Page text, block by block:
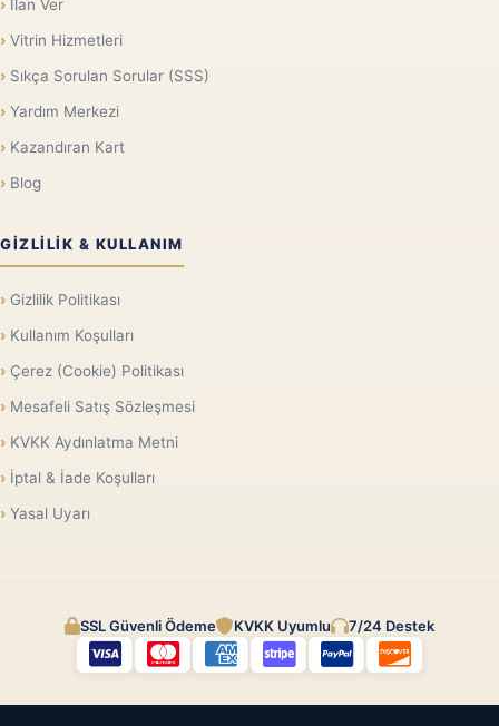
İlan Ver
Vitrin Hizmetleri
Sıkça Sorulan Sorular (SSS)
Yardım Merkezi
Kazandıran Kart
Blog
GIZLILIK & KULLANIM
Gizlilik Politikası
Kullanım Koşulları
Çerez (Cookie) Politikası
Mesafeli Satış Sözleşmesi
KVKK Aydınlatma Metni
İptal & İade Koşulları
Yasal Uyarı
SSL Güvenli Ödeme KVKK Uyumlu 7/24 Destek